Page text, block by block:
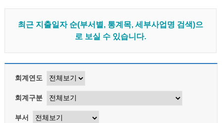
최근 지출일자 순(부서별, 통계목, 세부사업명 검색)으
로 보실 수 있습니다.
회계연도
회계구분
부서